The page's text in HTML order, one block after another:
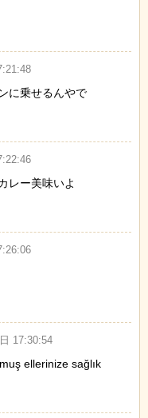
に乗せるんやで
レー美味いよ
17:30:54
ellerinize sağlık